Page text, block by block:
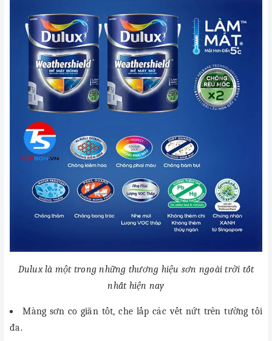
Dulux là một trong những thương hiệu sơn ngoài trời tốt
nhất hiện nay
Màng sơn co giãn tốt, che lấp các vết nứt trên tường tối
đa.